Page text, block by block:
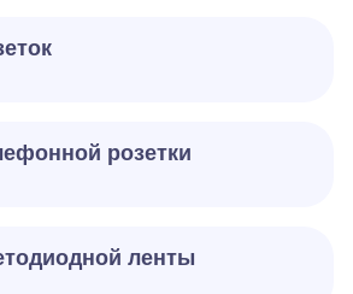
розетки
ленты